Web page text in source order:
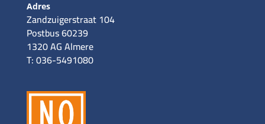
Adres
Zandzuigerstraat 104
Postbus 60239
1320 AG Almere
T: 036-5491080